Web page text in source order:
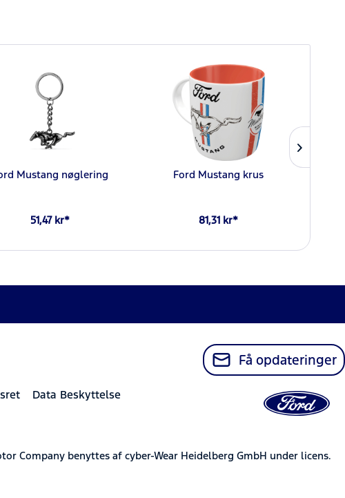
Mustang nøglering
51,47 kr*
Ford Mustang krus
81,31 kr*
Få opdateringer
Data Beskyttelse
Company benyttes af cyber-Wear Heidelberg GmbH under licens.